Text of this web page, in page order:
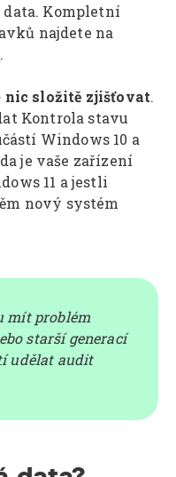
data. Kompletní
najdete na
.
nic složitě zjišťovat.
Kontrola stavu
Windows 10 a
je vaše zařízení
11 a jestli
nový systém
mít problém
starší generací
udělat audit